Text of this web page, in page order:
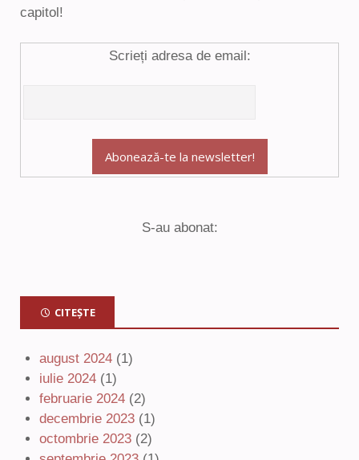
capitol!
Scrieți adresa de email:
S-au abonat:
CITEȘTE
august 2024 (1)
iulie 2024 (1)
februarie 2024 (2)
decembrie 2023 (1)
octombrie 2023 (2)